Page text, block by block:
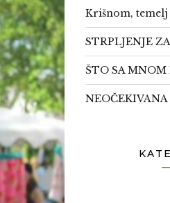
Krišnom, temelj
STRPLJENJE
ŠTO SA MNOM